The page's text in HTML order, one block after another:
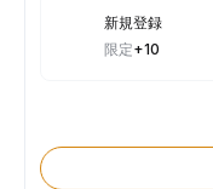
新規登録
限定+10